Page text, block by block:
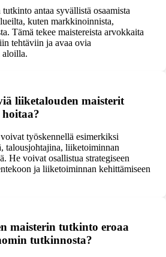
antaa syvällistä osaamista
kuten markkinoinnista,
Tämä tekee maistereista arvokkaita
tehtäviin ja avaa ovia
aloilla.
liiketalouden maisterit
työskennellä esimerkiksi
talousjohtajina, liiketoiminnan
He voivat osallistua strategiseen
ja liiketoiminnan kehittämiseen
maisterin tutkinto eroaa
tutkinnosta?